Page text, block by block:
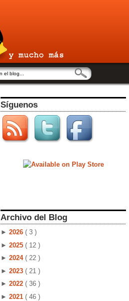
Síguenos
Archivo del Blog
► 2026 ( 3 )
► 2025 ( 12 )
► 2024 ( 22 )
► 2023 ( 21 )
► 2022 ( 36 )
► 2021 ( 46 )